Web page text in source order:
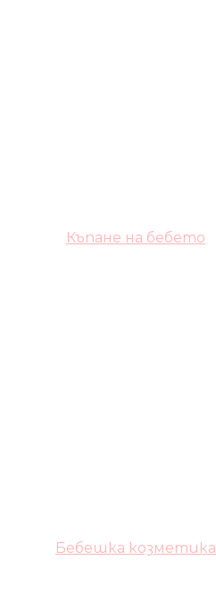
Къпане на бебето
Бебешка козметика